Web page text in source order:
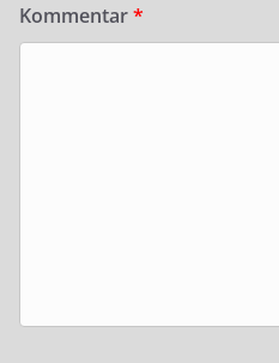
Kommentar*